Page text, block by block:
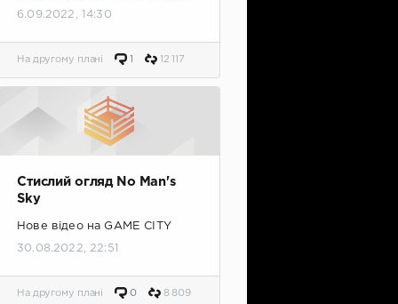
6.09.2022, 14:30
На другому плані 1 12 117
Стислий огляд No Man's
Sky
Нове відео на GAME CITY
30.08.2022, 22:51
На другому плані 0 8 809